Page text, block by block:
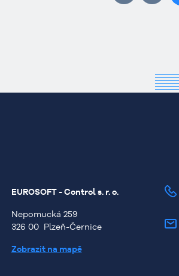
EUROSOFT - Control s. r. o.
Nepomucká 259
326 00 Plzeň-Černice
Zobrazit na mapě